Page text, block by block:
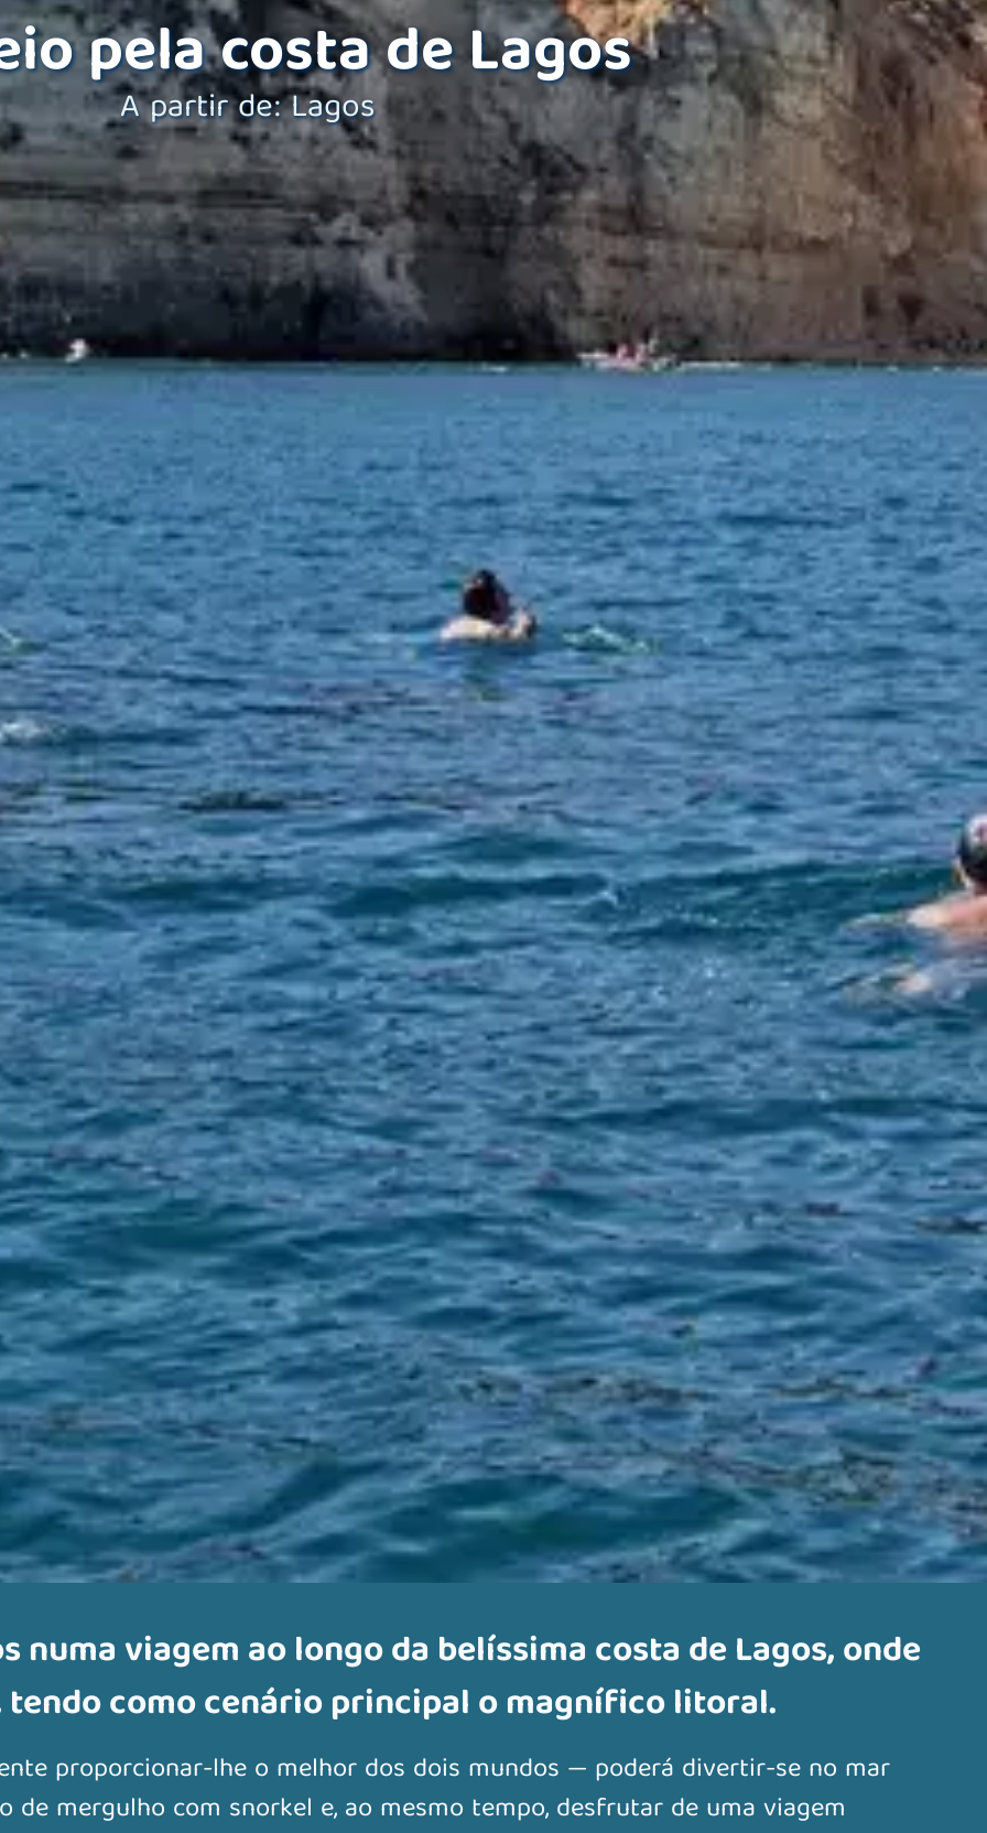
pela costa de Lagos
A partir de: Lagos
numa viagem ao longo da belíssima costa de Lagos, onde
como cenário principal o magnífico litoral.
proporcionar-lhe o melhor dos dois mundos — poderá divertir-se no mar
mergulho com snorkel e, ao mesmo tempo, desfrutar de uma viagem